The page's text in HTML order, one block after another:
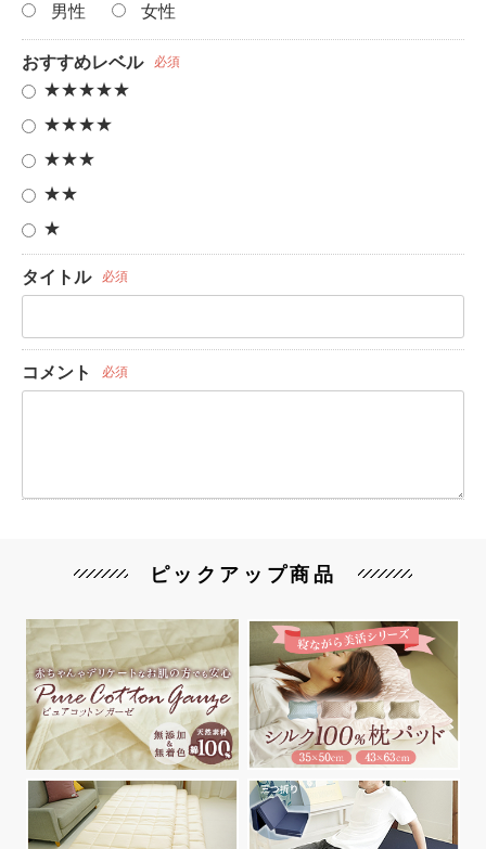
男性
女性
おすすめレベル 必須
★★★★★
★★★★
★★★
★★
★
タイトル 必須
コメント 必須
ピックアップ商品